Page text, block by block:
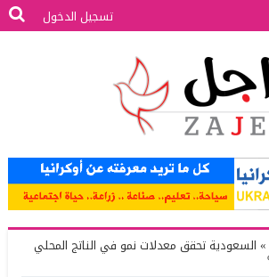
تسجيل الدخول
»السعودية تحقق معدلات نمو في الناتج المحلي